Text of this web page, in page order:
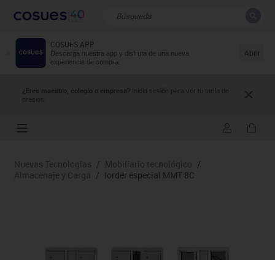
COSUES APP
Descarga nuestra app y disfruta de una nueva
experiencia de compra.
Abrir
¿Eres maestro, colegio o empresa? Inicia sesión para ver tu tarifa de
precios.
Resultados de la búsqueda
Nuevas Tecnologías / Mobiliario tecnológico /
Almacenaje y Carga / Iorder especial MMT 8C